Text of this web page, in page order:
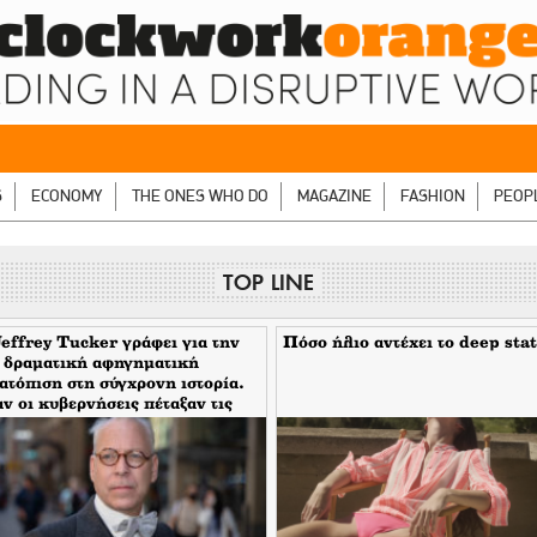
ECONOMY THE ONES WHO DO MAGAZINE FASHION
TOP LINE
Tucker γράφει για την
δραματική αφηγηματική
στη σύγχρονη ιστορία.
οι κυβερνήσεις πέταξαν τις
τους
Πόσο ήλιο αντέχει το deep